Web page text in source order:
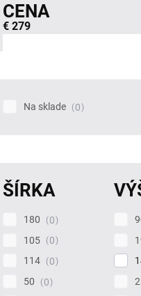
CENA
€ 279
Na sklade 0
ŠÍRKA
180
0
105
0
114
0
50
0